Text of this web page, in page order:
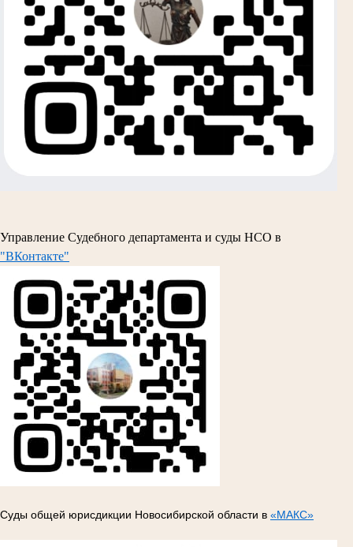
Управление Судебного департамента и суды НСО в
"ВКонтакте"
Суды общей юрисдикции Новосибирской области в «МАКС»